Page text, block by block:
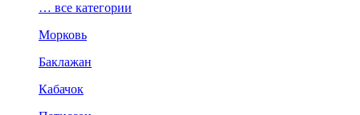
… все категории
Морковь
Баклажан
Кабачок